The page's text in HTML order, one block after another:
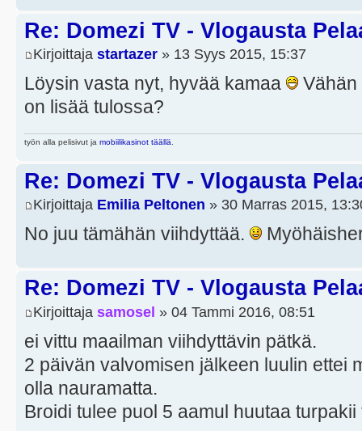
Re: Domezi TV - Vlogausta
Kirjoittaja startazer » 13 Syys 2015, 15:37
Löysin vasta nyt, hyvää kamaa
Vähän
on lisää tulossa?
työn alla pelisivut ja mobiilikasinot täällä
Re: Domezi TV - Vlogausta
Kirjoittaja Emilia Peltonen » 30 Marras 2015,
No juu tämähän viihdyttää.
Re: Domezi TV - Vlogausta
Kirjoittaja samosel » 04 Tammi 2016, 08:51
ei vittu maailman viihdyttävin pätkä.
2 päivän valvomisen jälkeen luulin ettei
olla nauramatta.
Broidi tulee puol 5 aamul huutaa